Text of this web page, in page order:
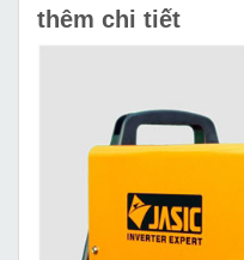
thêm chi tiết